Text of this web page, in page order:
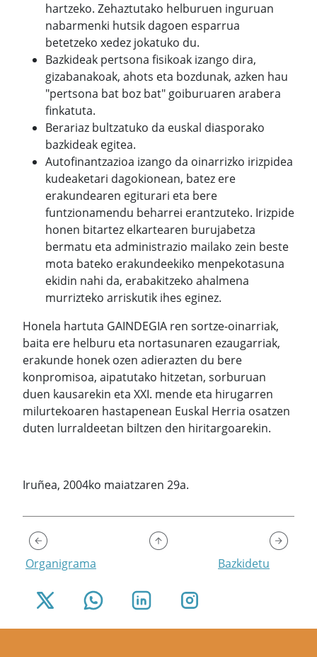
hartzeko. Zehaztutako helburuen inguruan
nabarmenki hutsik dagoen esparrua
betetzeko xedez jokatuko du.
Bazkideak pertsona fisikoak izango dira,
gizabanakoak, ahots eta bozdunak, azken hau
"pertsona bat boz bat" goiburuaren arabera
finkatuta.
Berariaz bultzatuko da euskal diasporako
bazkideak egitea.
Autofinantzazioa izango da oinarrizko irizpidea
kudeaketari dagokionean, batez ere
erakundearen egiturari eta bere
funtzionamendu beharrei erantzuteko. Irizpide
honen bitartez elkartearen burujabetza
bermatu eta administrazio mailako zein beste
mota bateko erakundeekiko menpekotasuna
ekidin nahi da, erabakitzeko ahalmena
murrizteko arriskutik ihes eginez.
Honela hartuta GAINDEGIA ren sortze-oinarriak,
baita ere helburu eta nortasunaren ezaugarriak,
erakunde honek ozen adierazten du bere
konpromisoa, aipatutako hitzetan, sorburuan
duen kausarekin eta XXI. mende eta hirugarren
milurtekoaren hastapenean Euskal Herria osatzen
duten lurraldeetan biltzen den hiritargoarekin.
Iruñea, 2004ko maiatzaren 29a.
Organigrama Bazkidetu